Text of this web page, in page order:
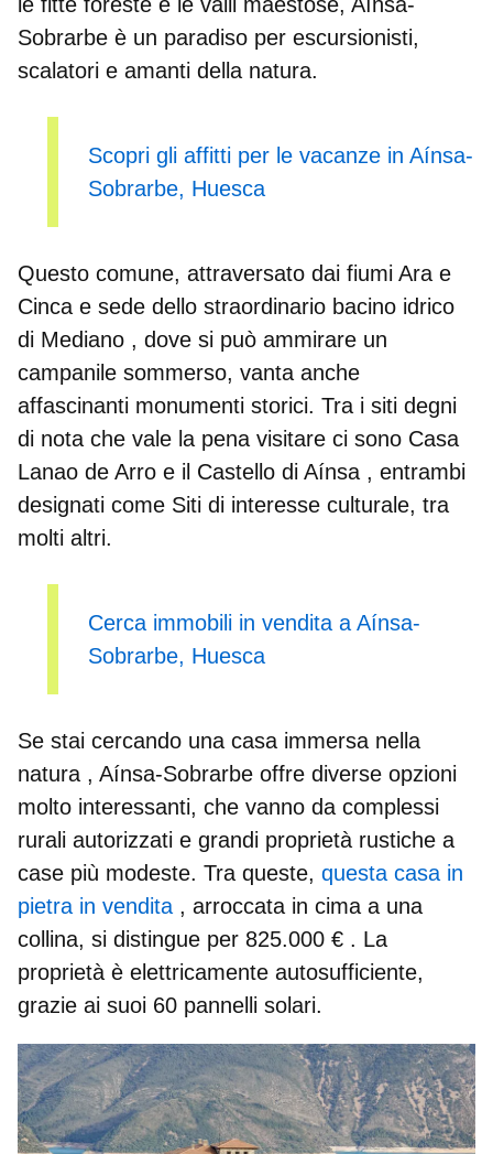
Sobrarbe è un paradiso per escursionisti,
scalatori e amanti della natura.
Scopri gli affitti per le vacanze in Aínsa-
Sobrarbe, Huesca
Questo comune, attraversato dai fiumi Ara e
Cinca e sede dello straordinario bacino idrico
di Mediano , dove si può ammirare un
campanile sommerso, vanta anche
affascinanti monumenti storici. Tra i siti degni
di nota che vale la pena visitare ci sono Casa
Lanao de Arro e il Castello di Aínsa , entrambi
designati come Siti di interesse culturale, tra
molti altri.
Cerca immobili in vendita a Aínsa-
Sobrarbe, Huesca
Se stai cercando una casa immersa nella
natura , Aínsa-Sobrarbe offre diverse opzioni
molto interessanti, che vanno da complessi
rurali autorizzati e grandi proprietà rustiche a
case più modeste. Tra queste, questa casa in
pietra in vendita , arroccata in cima a una
collina, si distingue per 825.000 € . La
proprietà è elettricamente autosufficiente,
grazie ai suoi 60 pannelli solari.